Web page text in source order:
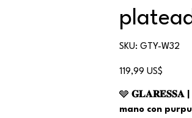
SKU:
SKU
GTY-
GTY-W32
Precio
119,99 US$
🩶𝐆𝐋𝐀𝐑𝐄𝐒𝐒𝐀 |
mano con